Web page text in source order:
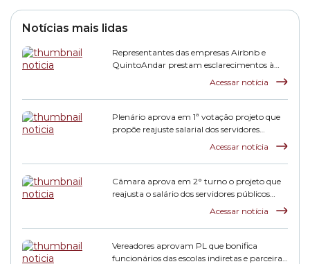
Notícias mais lidas
Representantes das empresas Airbnb e
QuintoAndar prestam esclarecimentos à
Acessar notícia
Plenário aprova em 1ª votação projeto que
propõe reajuste salarial dos servidores
Acessar notícia
Câmara aprova em 2° turno o projeto que
reajusta o salário dos servidores públicos
Acessar notícia
Vereadores aprovam PL que bonifica
funcionários das escolas indiretas e parceiras